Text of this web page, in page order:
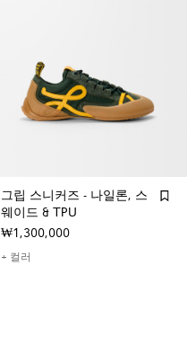
그립 스니커즈 - 나일론, 스
웨이드 & TPU
₩1,300,000
+ 컬러